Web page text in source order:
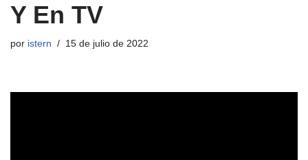
Y En TV
por istern 15 de julio de 2022